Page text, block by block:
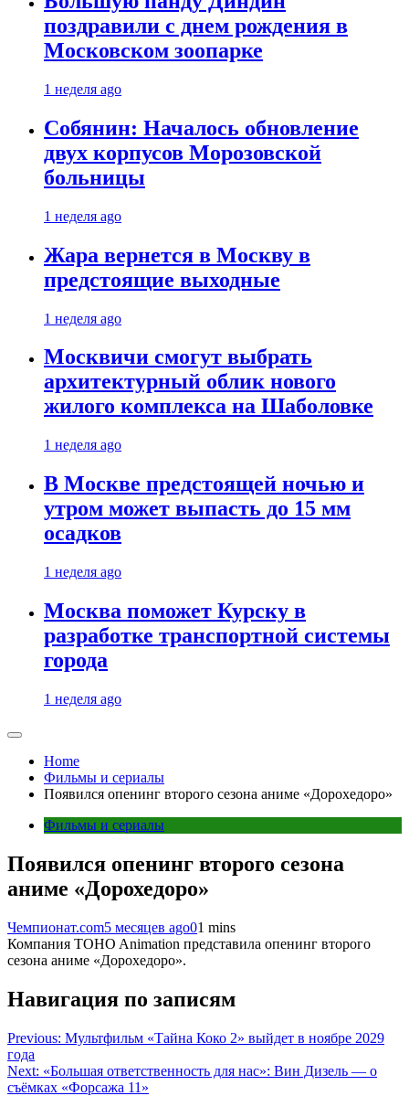
поздравили с днем рождения в
Московском зоопарке
1 неделя ago
Собянин: Началось обновление
двух корпусов Морозовской
больницы
1 неделя ago
Жара вернется в Москву в
предстоящие выходные
1 неделя ago
Москвичи смогут выбрать
архитектурный облик нового
жилого комплекса на Шаболовке
1 неделя ago
В Москве предстоящей ночью и
утром может выпасть до 15 мм
осадков
1 неделя ago
Москва поможет Курску в
разработке транспортной системы
города
1 неделя ago
Home
Фильмы и сериалы
Появился опенинг второго сезона аниме «Дорохедоро»
Фильмы и сериалы
Появился опенинг второго сезона
аниме «Дорохедоро»
Чемпионат.com5 месяцев ago01 mins
Компания TOHO Animation представила опенинг второго
сезона аниме «Дорохедоро».
Навигация по записям
Previous: Мультфильм «Тайна Коко 2» выйдет в ноябре 2029
года
Next: «Большая ответственность для нас»: Вин Дизель — о
съёмках «Форсажа 11»